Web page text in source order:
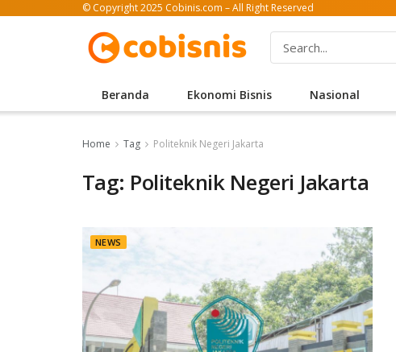
© Copyright 2025 Cobinis.com – All Right Reserved
Beranda Ekonomi Bisnis Nasional
Home Tag Politeknik Negeri Jakarta
Tag: Politeknik Negeri Jakarta
NEWS